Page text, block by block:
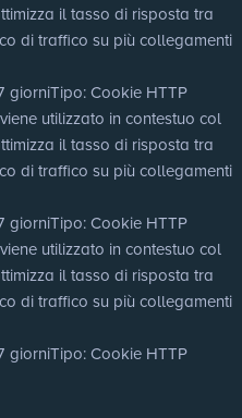
il tasso di risposta tra
di traffico su più collegamenti
giorniTipo: Cookie HTTP
utilizzato in contestuo col
il tasso di risposta tra
di traffico su più collegamenti
giorniTipo: Cookie HTTP
utilizzato in contestuo col
il tasso di risposta tra
di traffico su più collegamenti
giorniTipo: Cookie HTTP